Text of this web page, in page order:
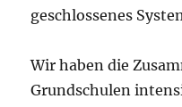
geschlossenes
Wir haben die
Grundschulen